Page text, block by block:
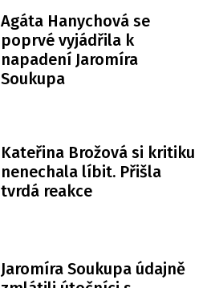
Agáta Hanychová se
poprvé vyjádřila k
napadení Jaromíra
Soukupa
Kateřina Brožová si kritiku
nenechala líbit. Přišla
tvrdá reakce
Jaromíra Soukupa údajně